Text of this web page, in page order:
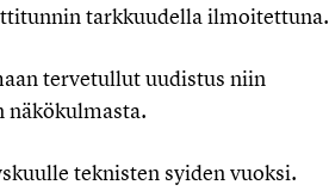
tarkkuudella ilmoitettuna.
tervetullut uudistus niin
teknisten syiden vuoksi.